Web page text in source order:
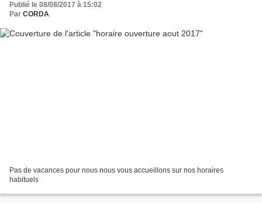
Publié le 08/08/2017 à 15:02
Par CORDA
Pas de vacances pour nous nous vous accueillons sur nos horaires
habituels